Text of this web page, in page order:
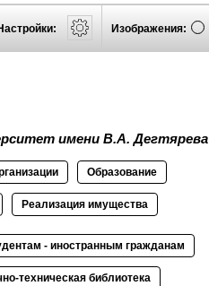
Изображения:
имени В.А. Дегтярева
Образование
Реализация имущества
- иностранным гражданам
техническая библиотека